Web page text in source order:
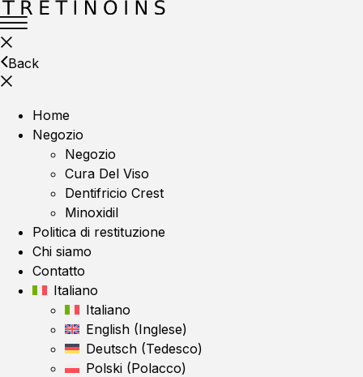
Back
Home
Negozio
Negozio
Cura Del Viso
Dentifricio Crest
Minoxidil
Politica di restituzione
Chi siamo
Contatto
Italiano
Italiano
English (Inglese)
Deutsch (Tedesco)
Polski (Polacco)